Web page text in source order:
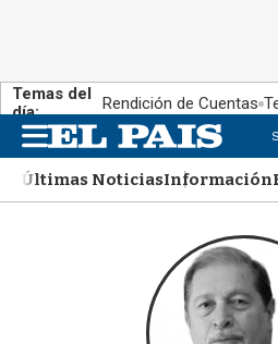
Temas del
día:
Rendición de Cuentas
M
e
n
u
Últimas NoticiasInformación